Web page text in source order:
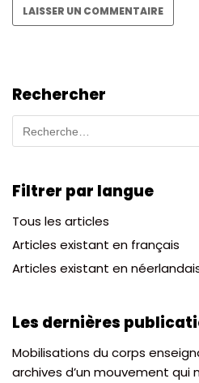
Rechercher
Filtrer par langue
Tous les articles
Articles existant en français
Articles existant en
Les dernières
Mobilisations du corps
archives d’un mouvement qui